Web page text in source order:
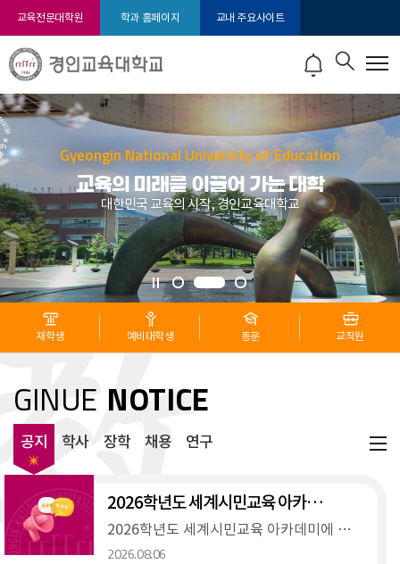
교육전문대학원 학과 홈페이지 교내 주요사이트
재학생 예비대학생 동문 교직원
Gyeongin National University of Education
교육의 미래를 이끌어 가는 대학
대한민국 교육의 시작, 경인교육대학교
GINUE NOTICE
공지
2026학년도 세계시민교육 아카데미 참여 예비교사 모집
2026학년도 세계시민교육 아카데미에 참여할 예비교사를 다음과 같이 모집합니다! 관심있는 재학생의 많은 지원 바랍니다.* 세계...
2026.08.06
학사 장학 채용 연구